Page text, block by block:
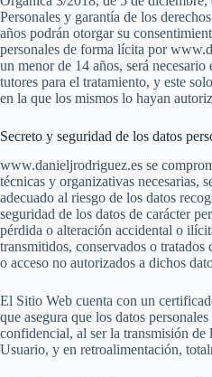
Personales y garantía de los
años podrán otorgar su
personales de forma lícita por
un menor de 14 años, será
tutores para el tratamiento, y este
en la que los mismos lo hayan
Secreto y seguridad de los datos
www.danieljrodriguez.es se
técnicas y organizativas necesarias,
adecuado al riesgo de los datos
seguridad de los datos de carácter
pérdida o alteración accidental o
transmitidos, conservados o
o acceso no autorizados a dichos
El Sitio Web cuenta con un
que asegura que los datos
confidencial, al ser la transmisión de
Usuario, y en retroalimentación,